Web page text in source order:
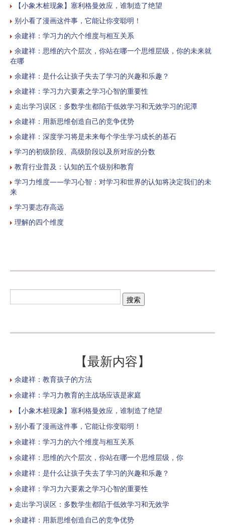
【小象木桩现象】塞利格曼效应，谁制造了绝望
别小看了漫画这件事，它能让你变聪明！
余建祥：学习力的六个维度与相互关系
余建祥：思维的六个层次，你站在哪一个思维层级，你的未来就
在哪
余建祥：是什么让孩子失去了学习的兴趣和乐趣？
余建祥：学习力六要素之学习心智的重要性
走出学习误区：多数学生都陷于低效学习和无效学习的泥潭
余建祥：用新思维创造自己的竞争优势
余建祥：深度学习将是未来每个学生学习成长的基石
学习的初级阶段、高级阶段以及所对应的分数
教育行业普及：认知的五个级别和教育
学习力维度——学习心智：对学习和世界的认知将决定我们的未
来
学习要志存高远
理解的四个维度
【最新内容】
余建祥：教育孩子的方法
余建祥：学习力教育的主战场应该是家庭
【小象木桩现象】塞利格曼效应，谁制造了绝望
别小看了漫画这件事，它能让你变聪明！
余建祥：学习力的六个维度与相互关系
余建祥：思维的六个层次，你站在哪一个思维层级，你
余建祥：是什么让孩子失去了学习的兴趣和乐趣？
余建祥：学习力六要素之学习心智的重要性
走出学习误区：多数学生都陷于低效学习和无效学
余建祥：用新思维创造自己的竞争优势